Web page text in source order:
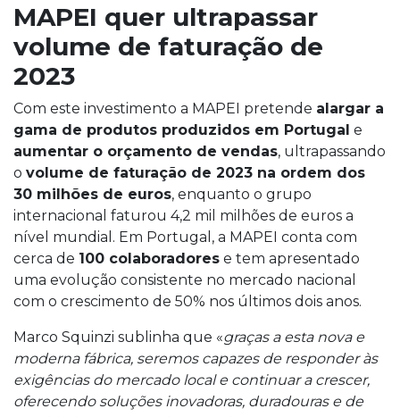
MAPEI quer ultrapassar
volume de faturação de
2023
Com este investimento a MAPEI pretende alargar a
gama de produtos produzidos em Portugal e
aumentar o orçamento de vendas, ultrapassando
o volume de faturação de 2023 na ordem dos
30 milhões de euros, enquanto o grupo
internacional faturou 4,2 mil milhões de euros a
nível mundial. Em Portugal, a MAPEI conta com
cerca de 100 colaboradores e tem apresentado
uma evolução consistente no mercado nacional
com o crescimento de 50% nos últimos dois anos.
Marco Squinzi sublinha que «graças a esta nova e
moderna fábrica, seremos capazes de responder às
exigências do mercado local e continuar a crescer,
oferecendo soluções inovadoras, duradouras e de